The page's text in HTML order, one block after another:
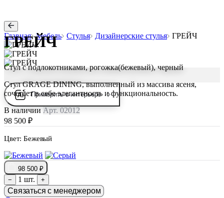
Главная Мебель Стулья Дизайнерские стулья ГРЕЙЧ
Примерить в интерьере
ГРЕЙЧ
Стул с подлокотниками, рогожка(бежевый), черный
Cтул GRAGE DINING, выполненный из массива ясеня,
сочетает в себе элегантность и функциональность.
В наличии Арт. 02012
98 500 ₽
Цвет: Бежевый
98 500 ₽
−
1 шт. +
Связаться с менеджером